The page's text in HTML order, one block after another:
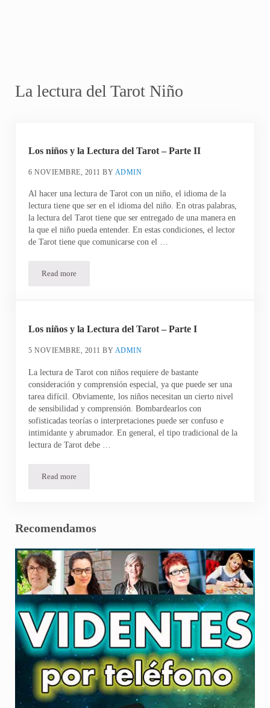
La lectura del Tarot Niño
Los niños y la Lectura del Tarot – Parte II
6 NOVIEMBRE, 2011 BY ADMIN
Al hacer una lectura de Tarot con un niño, el idioma de la
lectura tiene que ser en el idioma del niño. En otras palabras,
la lectura del Tarot tiene que ser entregado de una manera en
la que el niño pueda entender. En estas condiciones, el lector
de Tarot tiene que comunicarse con el …
Read moreLos niños y la Lectura del Tarot – Parte II
Los niños y la Lectura del Tarot – Parte I
5 NOVIEMBRE, 2011 BY ADMIN
La lectura de Tarot con niños requiere de bastante
consideración y comprensión especial, ya que puede ser una
tarea difícil. Obviamente, los niños necesitan un cierto nivel
de sensibilidad y comprensión. Bombardearlos con
sofisticadas teorías o interpretaciones puede ser confuso e
intimidante y abrumador. En general, el tipo tradicional de la
lectura de Tarot debe …
Read moreLos niños y la Lectura del Tarot – Parte I
Sidebar
Recomendamos